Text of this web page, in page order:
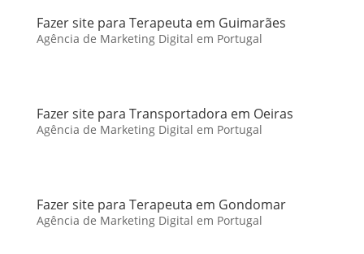
Fazer site para Terapeuta em Guimarães
Agência de Marketing Digital em Portugal
Fazer site para Transportadora em Oeiras
Agência de Marketing Digital em Portugal
Fazer site para Terapeuta em Gondomar
Agência de Marketing Digital em Portugal